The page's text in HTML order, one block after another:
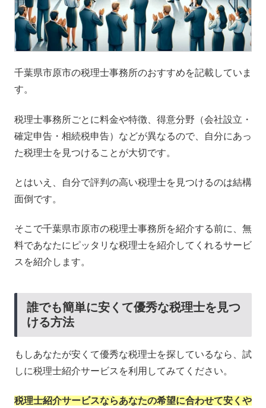
千葉県市原市の税理士事務所のおすすめを記載していま
す。
税理士事務所ごとに料金や特徴、得意分野（会社設立・
確定申告・相続税申告）などが異なるので、自分にあっ
た税理士を見つけることが大切です。
とはいえ、自分で評判の高い税理士を見つけるのは結構
面倒です。
そこで千葉県市原市の税理士事務所を紹介する前に、無
料であなたにピッタリな税理士を紹介してくれるサービ
スを紹介します。
誰でも簡単に安くて優秀な税理士を見つ
ける方法
もしあなたが安くて優秀な税理士を探しているなら、試
しに税理士紹介サービスを利用してみてください。
税理士紹介サービスならあなたの希望に合わせて安くや